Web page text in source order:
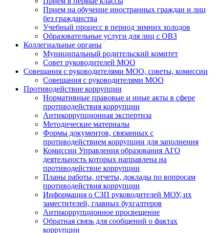
Прием на обучение иностранных граждан и лиц
без гражданства
Учебный процесс в период зимних холодов
Образовательные услуги для лиц с ОВЗ
Коллегиальные органы
Муниципальный родительский комитет
Совет руководителей МОО
Совещания с руководителями МОО, советы, комиссии
Совещания с руководителями МОО
Противодействие коррупции
Нормативные правовые и иные акты в сфере
противодействия коррупции
Антикоррупционная экспертиза
Методические материалы
Формы документов, связанных с
противодействием коррупции для заполнения
Комиссии Управления образования АГО
деятельность которых направлена на
противодействие коррупции
Планы работы, отчеты, доклады по вопросам
противодействия коррупции
Информация о СЗП руководителей МОУ, их
заместителей, главных бухгалтеров
Антикоррупционное просвещение
Обратная связь для сообщений о фактах
коррупции